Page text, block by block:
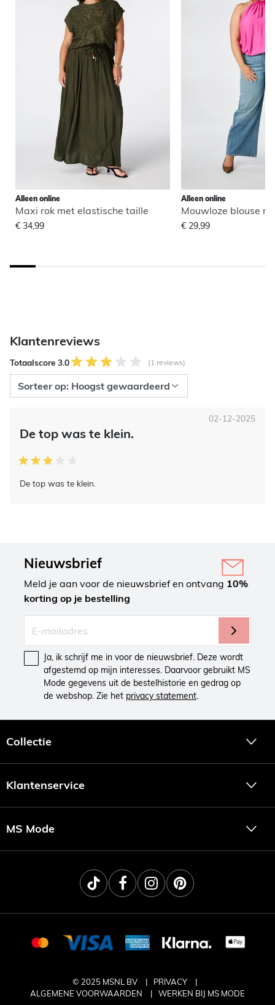
Alleen online
Maxi rok met elastische taille
€ 34,99
Alleen online
Mouwloze blouse
€ 29,99
Klantenreviews
Totaalscore 3.0 (1 reviews)
De top was te klein.
De top was te klein.
02-12-2025
Nieuwsbrief
Meld je aan voor de nieuwsbrief en ontvang 10%
korting op je bestelling
Ja, ik schrijf me in voor de nieuwsbrief. Deze wordt
afgestemd op mijn interesses. Daarvoor gebruikt MS
Mode gegevens uit de bestelhistorie en gedrag op
de webshop. Zie het privacy statement
Collectie
Klantenservice
MS Mode
© 2025 MSNL BV
PRIVACY
ALGEMENE VOORWAARDEN
WERKEN BIJ MS MODE